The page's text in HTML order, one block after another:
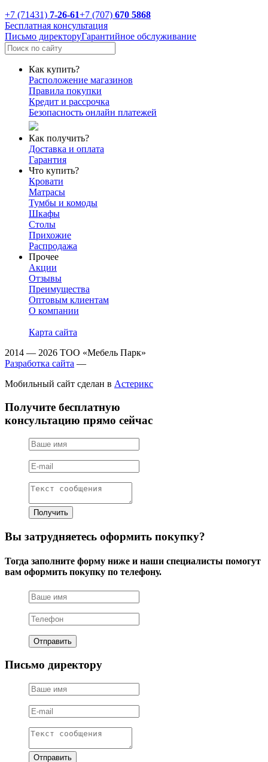
+7 (71431) 7-26-61+7 (707) 670 5868
Бесплатная консультация
Письмо директоруГарантийное обслуживание
Как купить?
Расположение магазинов
Правила покупки
Кредит и рассрочка
Безопасность онлайн платежей
Как получить?
Доставка и оплата
Гарантия
Что купить?
Кровати
Матрасы
Тумбы и комоды
Шкафы
Столы
Прихожие
Распродажа
Прочее
Акции
Отзывы
Преимущества
Оптовым клиентам
О компании
Карта сайта
2014 — 2026 ТОО «Мебель Парк»
Разработка сайта —
Мобильный сайт сделан в Астерикс
Получите бесплатную
консультацию прямо сейчас
Вы затрудняетесь оформить покупку?
Тогда заполните форму ниже и наши специалисты помогут
вам оформить покупку по телефону.
Письмо директору